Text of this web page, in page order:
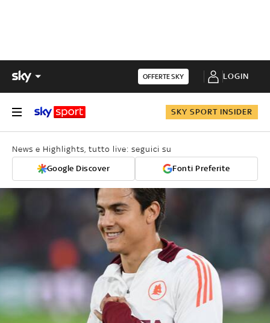
OFFERTE SKY LOGIN
SKY SPORT INSIDER
News e Highlights, tutto live: seguici su
Google Discover Fonti Preferite